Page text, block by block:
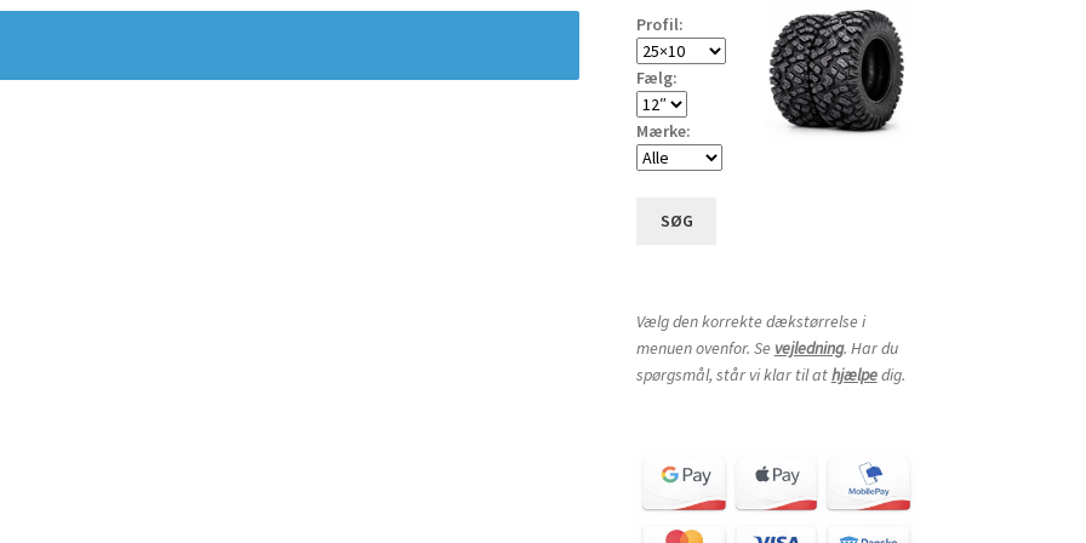
Profil:
Fælg:
Mærke:
SØG
Vælg den korrekte dækstørrelse i
menuen ovenfor. Se vejledning. Har du
spørgsmål, står vi klar til athjælpedig.